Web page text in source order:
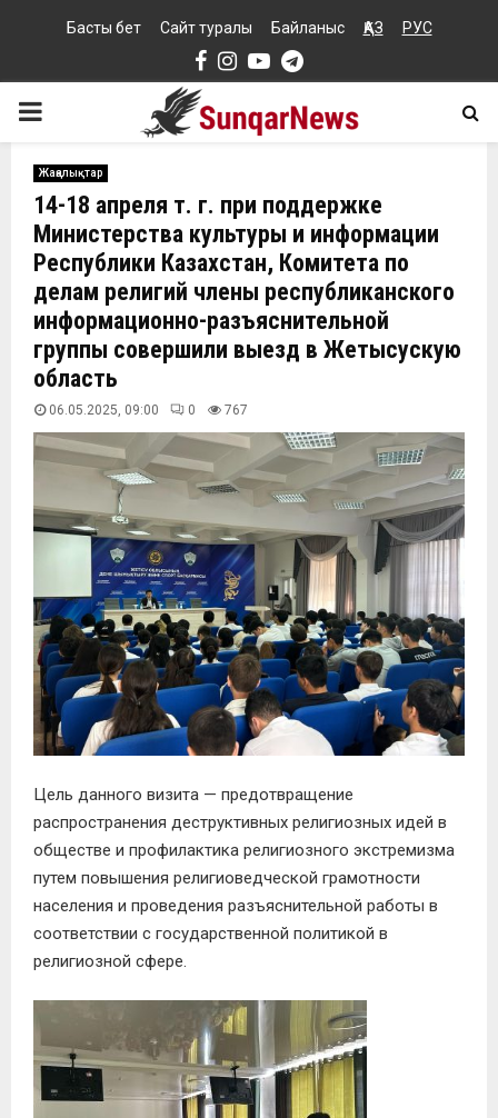
Басты бет Сайт туралы Байланыс ҚАЗ РУС
Facebook
Instagram
YoutubeTelegram
PRIMARY
MENU
Жаңалықтар
14-18 апреля т. г. при поддержке
Министерства культуры и информации
Республики Казахстан, Комитета по
делам религий члены республиканского
информационно-разъяснительной
группы совершили выезд в Жетысускую
область
06.05.2025, 09:00 0 767
Цель данного визита — предотвращение
распространения деструктивных религиозных идей в
обществе и профилактика религиозного экстремизма
путем повышения религиоведческой грамотности
населения и проведения разъяснительной работы в
соответствии с государственной политикой в
религиозной сфере.